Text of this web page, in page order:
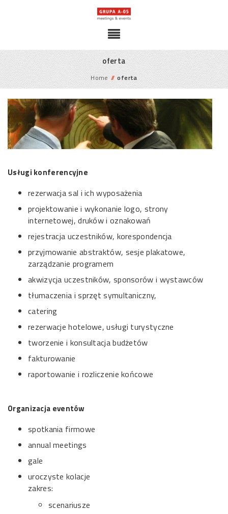
oferta
Home // oferta
Usługi konferencyjne
rezerwacja sal i ich wyposażenia
projektowanie i wykonanie logo, strony
internetowej, druków i oznakowań
rejestracja uczestników, korespondencja
przyjmowanie abstraktów, sesje plakatowe,
zarządzanie programem
akwizycja uczestników, sponsorów i wystawców
tłumaczenia i sprzęt symultaniczny,
catering
rezerwacje hotelowe, usługi turystyczne
tworzenie i konsultacja budżetów
fakturowanie
raportowanie i rozliczenie końcowe
Organizacja eventów
spotkania firmowe
annual meetings
gale
uroczyste kolacje
zakres:
scenariusze